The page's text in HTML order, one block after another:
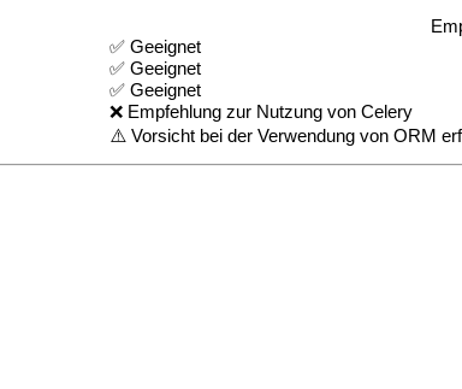
✅ Geeignet
✅ Geeignet
✅ Geeignet
❌ Empfehlung zur Nutzung von Celery
⚠️ Vorsicht bei der Verwendung von ORM